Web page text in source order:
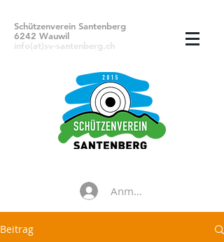
Schützenverein Santenberg
6242 Wauwil
info(at)sv-santenberg.ch
Anmelden
Beitrag